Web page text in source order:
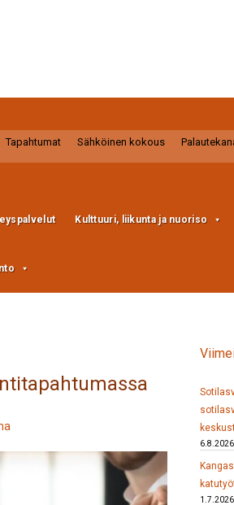
Tapahtumat Sähköinen kokous
Kulttuuri, liikunta ja nuoriso
6.8.2026
1.7.2026